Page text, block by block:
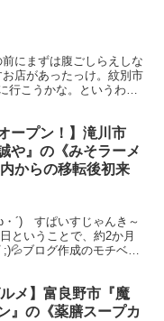
にまずは腹ごしらえしな
店があったっけ。紋別市
行こうかな。というわけ
ープン！】滝川市
や』の《みそラーメ
からの移転後初来
´)ゞすぱいすじゃんき～
ということで、約2か月
ブログ作成のモチベー
ルメ】富良野市『魔
』の《薬膳スープカ